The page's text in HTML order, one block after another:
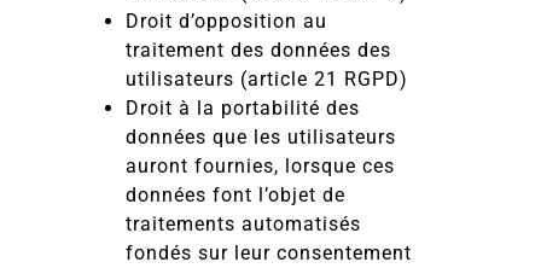
Droit d’opposition au
traitement des données des
utilisateurs (article 21 RGPD)
Droit à la portabilité des
données que les utilisateurs
auront fournies, lorsque ces
données font l’objet de
traitements automatisés
fondés sur leur consentement